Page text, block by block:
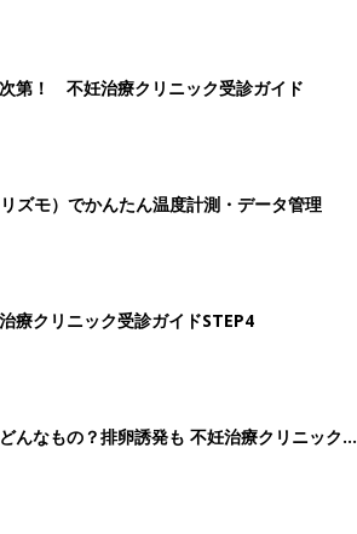
第！ 不妊治療クリニック受診ガイド
ズモ）でかんたん温度計測・データ管理
療クリニック受診ガイドSTEP4
んなもの？排卵誘発も 不妊治療クリニック受